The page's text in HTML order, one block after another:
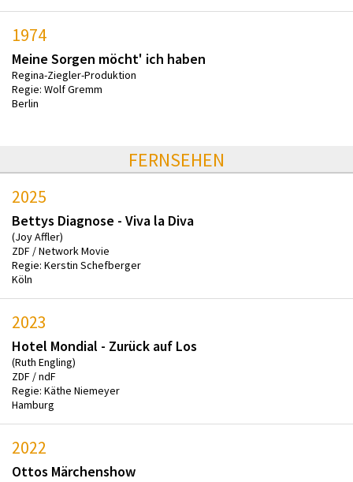
1974
Meine Sorgen möcht' ich haben
Regina-Ziegler-Produktion
Regie: Wolf Gremm
Berlin
FERNSEHEN
2025
Bettys Diagnose - Viva la Diva
(Joy Affler)
ZDF / Network Movie
Regie: Kerstin Schefberger
Köln
2023
Hotel Mondial - Zurück auf Los
(Ruth Engling)
ZDF / ndF
Regie: Käthe Niemeyer
Hamburg
2022
Ottos Märchenshow